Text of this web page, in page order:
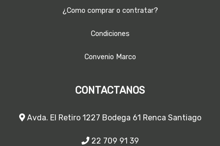
¿Como comprar o contratar?
Condiciones
Convenio Marco
CONTACTANOS
Avda. El Retiro 1227 Bodega 61 Renca Santiago
22 709 91 39